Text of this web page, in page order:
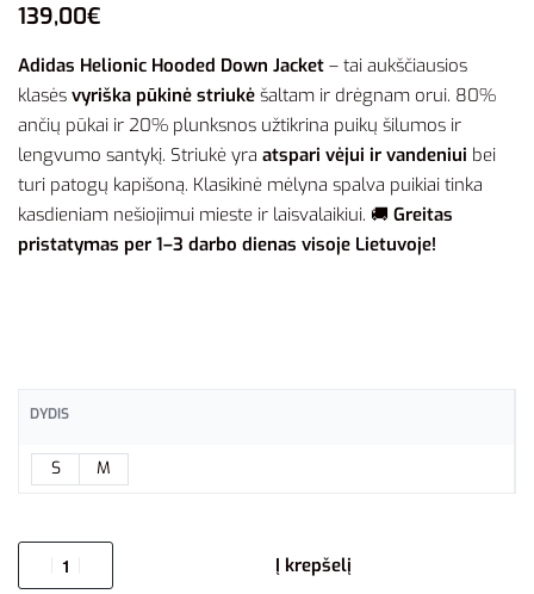
139,00€
Adidas Helionic Hooded Down Jacket – tai aukščiausios
klasės vyriška pūkinė striukė šaltam ir drėgnam orui. 80%
ančių pūkai ir 20% plunksnos užtikrina puikų šilumos ir
lengvumo santykį. Striukė yra atspari vėjui ir vandeniui bei
turi patogų kapišoną. Klasikinė mėlyna spalva puikiai tinka
kasdieniam nešiojimui mieste ir laisvalaikiui. 🚚 Greitas
pristatymas per 1–3 darbo dienas visoje Lietuvoje!
DYDIS
S M
Į krepšelį